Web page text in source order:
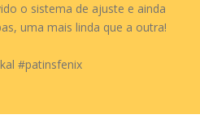
o sistema de ajuste e ainda
uma mais linda que a outra!
#patinsfenix